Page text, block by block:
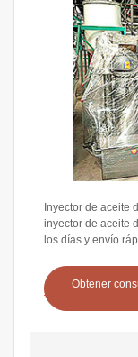
Inyector de aceite
inyector de aceite
los días y envío
Obtener